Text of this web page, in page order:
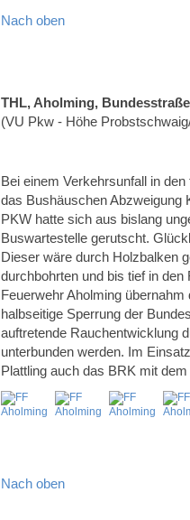
Nach oben
THL, Aholming,
(VU Pkw - Höhe
Bei einem Verkehrsunfall in
das Bushäuschen Abzweigung
PKW hatte sich aus bislang
Buswartestelle gerutscht.
Dieser wäre durch Holzbalken
durchbohrten und bis tief in
Feuerwehr Aholming
halbseitige Sperrung der
auftretende Rauchentwicklung
unterbunden werden. Im
Plattling auch das BRK mit
Nach oben